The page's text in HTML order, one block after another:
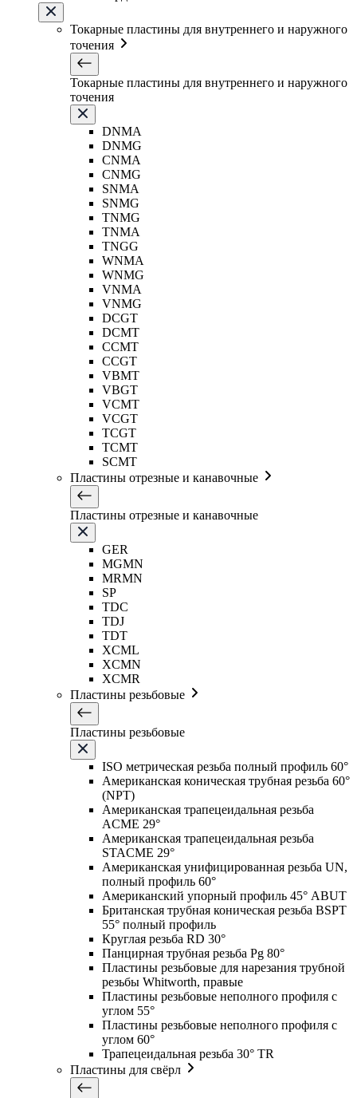
Токарные пластины для внутреннего и наружного
точения
Токарные пластины для внутреннего и наружного
точения
DNMA
DNMG
CNMA
CNMG
SNMA
SNMG
TNMG
TNMA
TNGG
WNMA
WNMG
VNMA
VNMG
DCGT
DCMT
CCMT
CCGT
VBMT
VBGT
VCMT
VCGT
TCGT
TCMT
SCMT
Пластины отрезные и канавочные
Пластины отрезные и канавочные
GER
MGMN
MRMN
SP
TDC
TDJ
TDT
XCML
XCMN
XCMR
Пластины резьбовые
Пластины резьбовые
ISO метрическая резьба полный профиль 60°
Американская коническая трубная резьба 60°
(NPT)
Американская трапецеидальная резьба
ACME 29°
Американская трапецеидальная резьба
STACME 29°
Американская унифицированная резьба UN,
полный профиль 60°
Американский упорный профиль 45° ABUT
Британская трубная коническая резьба BSPT
55° полный профиль
Круглая резьба RD 30°
Панцирная трубная резьба Pg 80°
Пластины резьбовые для нарезания трубной
резьбы Whitworth, правые
Пластины резьбовые неполного профиля с
углом 55°
Пластины резьбовые неполного профиля с
углом 60°
Трапецеидальная резьба 30° TR
Пластины для свёрл